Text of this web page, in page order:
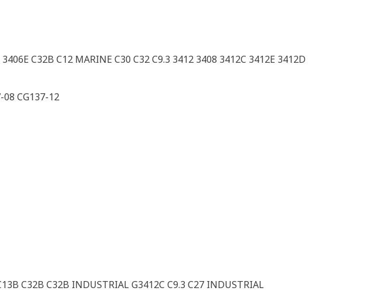
C32B C12 MARINE C30 C32 C9.3 3412 3408 3412C 3412E 3412D
08 CG137-12
C32B C32B INDUSTRIAL G3412C C9.3 C27 INDUSTRIAL